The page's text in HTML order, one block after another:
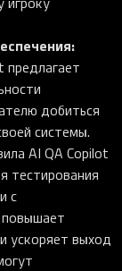
предлагает
добиться
системы.
AI QA Copilot
с
ускоряет выход